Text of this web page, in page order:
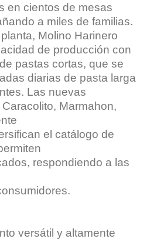
en cientos de mesas
a miles de familias.
Molino Harinero
de producción con
pastas cortas, que se
diarias de pasta larga
Las nuevas
Marmahon,
el catálogo de
respondiendo a las
versátil y altamente